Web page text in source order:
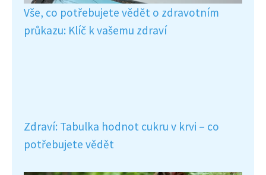
Vše, co potřebujete vědět o zdravotním
průkazu: Klíč k vašemu zdraví
Zdraví: Tabulka hodnot cukru v krvi – co
potřebujete vědět